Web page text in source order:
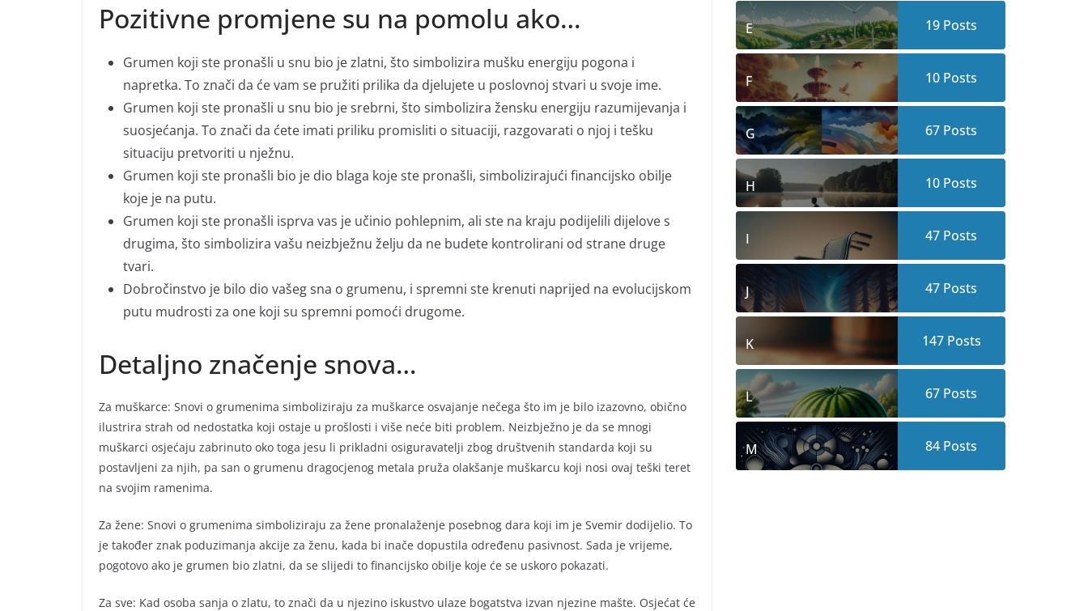
Pozitivne promjene su na pomolu ako…
Grumen koji ste pronašli u snu bio je zlatni, što simbolizira mušku energiju pogona i
napretka. To znači da će vam se pružiti prilika da djelujete u poslovnoj stvari u svoje ime.
Grumen koji ste pronašli u snu bio je srebrni, što simbolizira žensku energiju razumijevanja i
suosjećanja. To znači da ćete imati priliku promisliti o situaciji, razgovarati o njoj i tešku
situaciju pretvoriti u nježnu.
Grumen koji ste pronašli bio je dio blaga koje ste pronašli, simbolizirajući financijsko obilje
koje je na putu.
Grumen koji ste pronašli isprva vas je učinio pohlepnim, ali ste na kraju podijelili dijelove s
drugima, što simbolizira vašu neizbježnu želju da ne budete kontrolirani od strane druge
tvari.
Dobročinstvo je bilo dio vašeg sna o grumenu, i spremni ste krenuti naprijed na evolucijskom
putu mudrosti za one koji su spremni pomoći drugome.
Detaljno značenje snova…
Za muškarce: Snovi o grumenima simboliziraju za muškarce osvajanje nečega što im je bilo izazovno, obično
ilustrira strah od nedostatka koji ostaje u prošlosti i više neće biti problem. Neizbježno je da se mnogi
muškarci osjećaju zabrinuto oko toga jesu li prikladni osiguravatelji zbog društvenih standarda koji su
postavljeni za njih, pa san o grumenu dragocjenog metala pruža olakšanje muškarcu koji nosi ovaj teški teret
na svojim ramenima.
Za žene: Snovi o grumenima simboliziraju za žene pronalaženje posebnog dara koji im je Svemir dodijelio. To
je također znak poduzimanja akcije za ženu, kada bi inače dopustila određenu pasivnost. Sada je vrijeme,
pogotovo ako je grumen bio zlatni, da se slijedi to financijsko obilje koje će se uskoro pokazati.
Za sve: Kad osoba sanja o zlatu, to znači da u njezino iskustvo ulaze bogatstva izvan njezine mašte. Osjećat će
E 19 Posts
F 10 Posts
G 67 Posts
H 10 Posts
I 47 Posts
J 47 Posts
K 147Posts
L 67 Posts
M 84 Posts